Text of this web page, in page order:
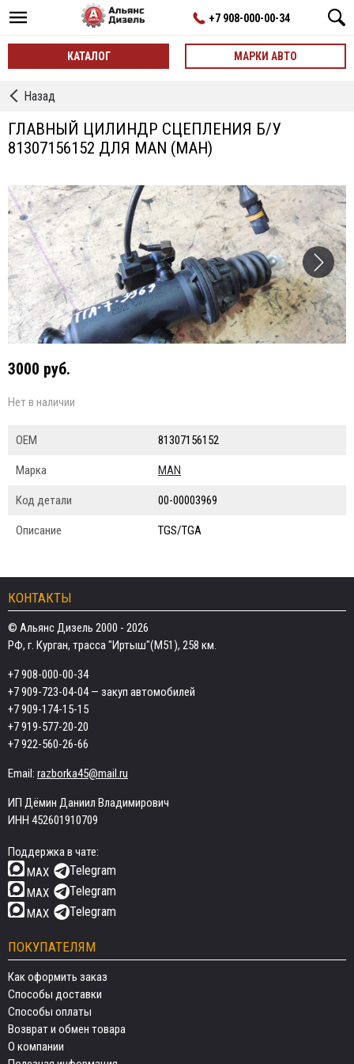
+7 908-000-00-34
КАТАЛОГ МАРКИ АВТО
←
Сцепления
Назад
ГЛАВНЫЙ ЦИЛИНДР СЦЕПЛЕНИЯ Б/У
81307156152 ДЛЯ MAN (МАН)
3000 руб.
Нет в наличии
ОЕМ 81307156152
Марка MAN
Код детали 00-00003969
Описание TGS/TGA
КОНТАКТЫ
© Альянс Дизель 2000 - 2026
РФ, г. Курган, трасса "Иртыш"(М51), 258 км.
+7 908-000-00-34
+7 909-723-04-04— закуп автомобилей
+7 909-174-15-15
+7 919-577-20-20
+7 922-560-26-66
Email: razborka45@mail.ru
ИП Дёмин Даниил Владимирович
ИНН 452601910709
Поддержка в чате:
MAX
Telegram
MAX Telegram
MAX Telegram
ПОКУПАТЕЛЯМ
Как оформить заказ
Способы доставки
Способы оплаты
Возврат и обмен товара
О компании